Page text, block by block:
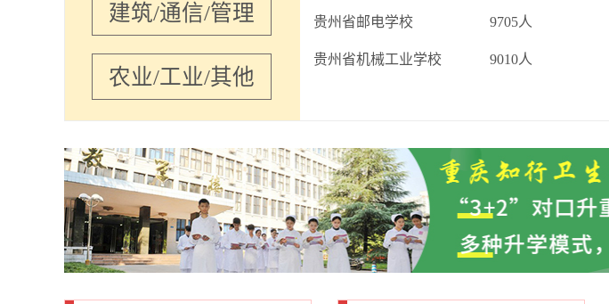
建筑/通信/管理
农业/工业/其他
贵州省邮电学校 9705人
贵州省机械工业学校 9010人